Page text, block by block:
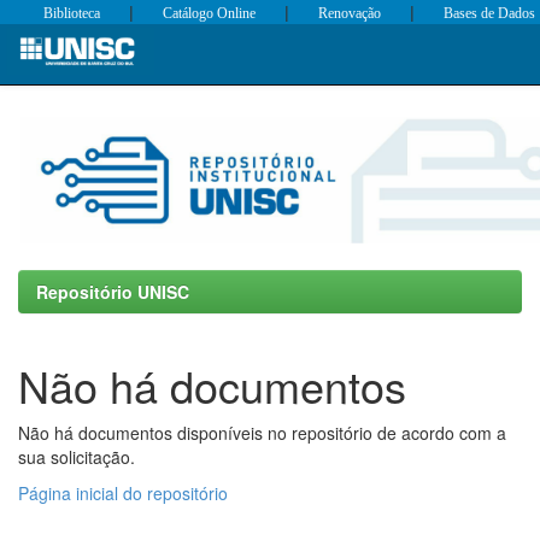
Skip
Biblioteca | Catálogo Online | Renovação | Bases de Dados
Repositório UNISC
Não há documentos
Não há documentos disponíveis no repositório de acordo com a
sua solicitação.
Página inicial do repositório